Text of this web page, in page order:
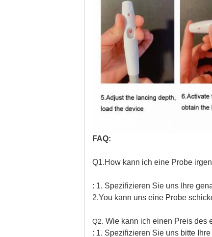
FAQ:
Q1.How kann ich eine Probe
: 1. Spezifizieren Sie uns Ihre
2.You kann uns eine Probe
Q2. Wie kann ich einen Preis des
: 1. Spezifizieren Sie uns bitte